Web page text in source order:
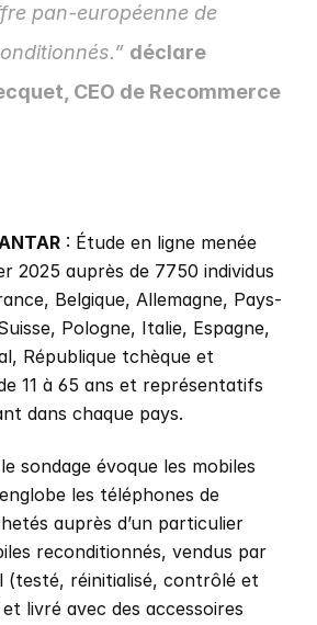
pan-européenne de
déclare
CEO de Recommerce
: Étude en ligne menée
2025 auprès de 7750 individus
Belgique, Allemagne, Pays-
Pologne, Italie, Espagne,
République tchèque et
11 à 65 ans et représentatifs
dans chaque pays.
sondage évoque les mobiles
les téléphones de
auprès d’un particulier
reconditionnés, vendus par
(testé, réinitialisé, contrôlé et
livré avec des accessoires